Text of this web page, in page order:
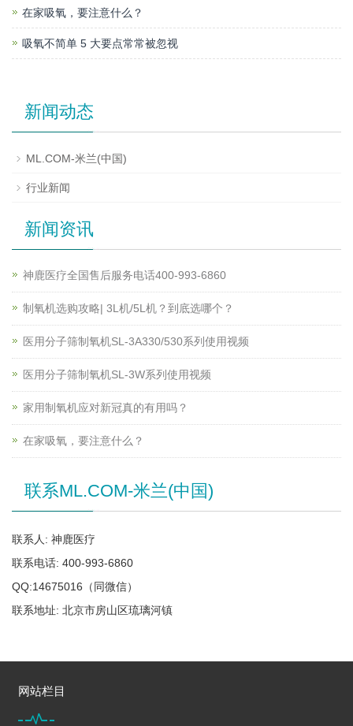
在家吸氧，要注意什么？
吸氧不简单 5 大要点常常被忽视
新闻动态
ML.COM-米兰(中国)
行业新闻
新闻资讯
神鹿医疗全国售后服务电话400-993-6860
制氧机选购攻略| 3L机/5L机？到底选哪个？
医用分子筛制氧机SL-3A330/530系列使用视频
医用分子筛制氧机SL-3W系列使用视频
家用制氧机应对新冠真的有用吗？
在家吸氧，要注意什么？
联系ML.COM-米兰(中国)
联系人: 神鹿医疗
联系电话: 400-993-6860
QQ:14675016（同微信）
联系地址: 北京市房山区琉璃河镇
网站栏目